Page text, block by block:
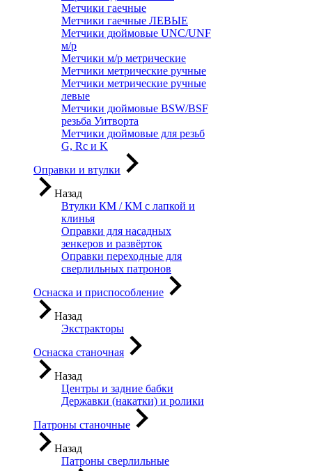
Метчики гаечные
Метчики гаечные ЛЕВЫЕ
Метчики дюймовые UNC/UNF
м/р
Метчики м/р метрические
Метчики метрические ручные
Метчики метрические ручные
левые
Метчики дюймовые BSW/BSF
резьба Уитворта
Метчики дюймовые для резьб
G, Rc и K
Оправки и втулки
Назад
Втулки КМ / КМ с лапкой и
клинья
Оправки для насадных
зенкеров и развёрток
Оправки переходные для
сверлильных патронов
Оснаска и приспособление
Назад
Экстракторы
Оснаска станочная
Назад
Центры и задние бабки
Державки (накатки) и ролики
Патроны станочные
Назад
Патроны сверлильные